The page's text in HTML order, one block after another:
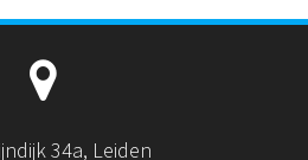
34a, Leiden